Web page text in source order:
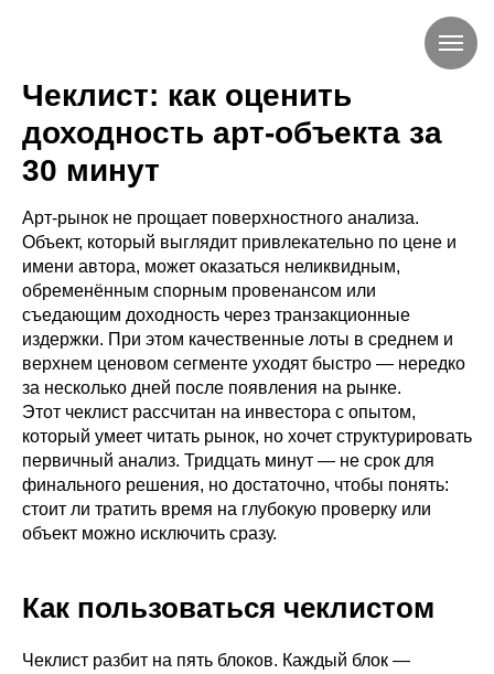
Чеклист: как оценить
доходность арт-объекта за
30 минут
Арт-рынок не прощает поверхностного анализа.
Объект, который выглядит привлекательно по цене и
имени автора, может оказаться неликвидным,
обременённым спорным провенансом или
съедающим доходность через транзакционные
издержки. При этом качественные лоты в среднем и
верхнем ценовом сегменте уходят быстро — нередко
за несколько дней после появления на рынке.
Этот чеклист рассчитан на инвестора с опытом,
который умеет читать рынок, но хочет структурировать
первичный анализ. Тридцать минут — не срок для
финального решения, но достаточно, чтобы понять:
стоит ли тратить время на глубокую проверку или
объект можно исключить сразу.
Как пользоваться чеклистом
Чеклист разбит на пять блоков. Каждый блок —